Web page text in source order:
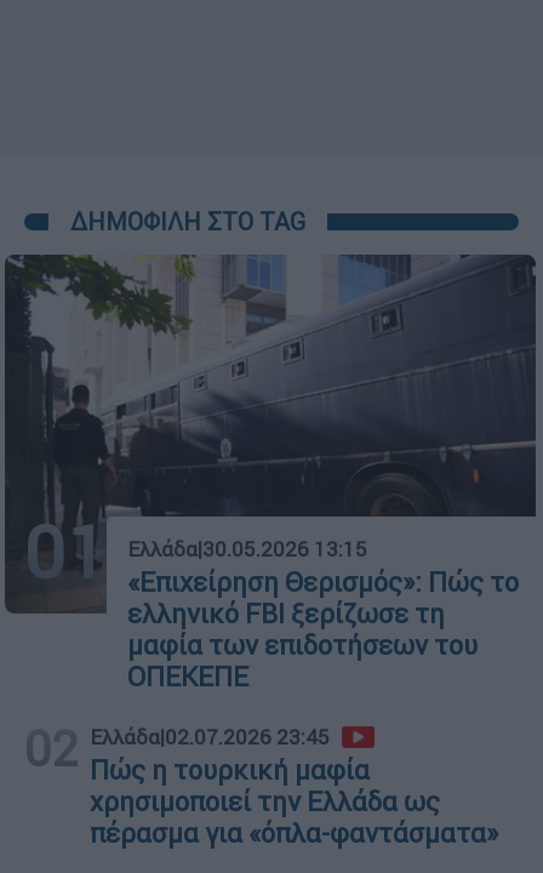
ΔΗΜΟΦΙΛΗ ΣΤΟ TAG
01 Ελλάδα|30.05.2026 13:15
«Επιχείρηση Θερισμός»: Πώς το
ελληνικό FBI ξερίζωσε τη
μαφία των επιδοτήσεων του
ΟΠΕΚΕΠΕ
02 Ελλάδα|02.07.2026 23:45
Πώς η τουρκική μαφία
χρησιμοποιεί την Ελλάδα ως
πέρασμα για «όπλα-φαντάσματα»